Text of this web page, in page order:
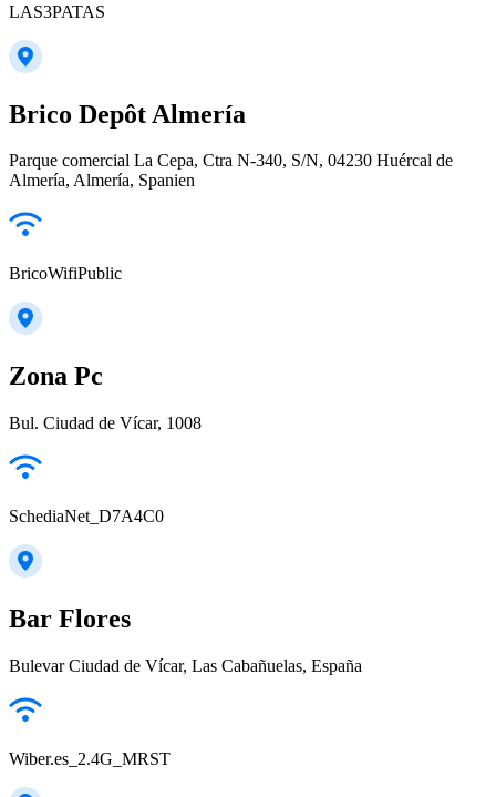
LAS3PATAS
Brico Depôt Almería
Parque comercial La Cepa, Ctra N-340, S/N, 04230 Huércal de
Almería, Almería, Spanien
BricoWifiPublic
Zona Pc
Bul. Ciudad de Vícar, 1008
SchediaNet_D7A4C0
Bar Flores
Bulevar Ciudad de Vícar, Las Cabañuelas, España
Wiber.es_2.4G_MRST